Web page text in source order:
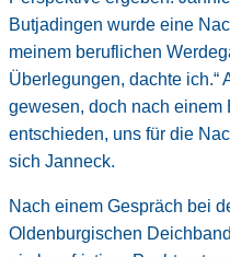
Butjadingen wurde eine
meinem beruflichen
Überlegungen, dachte ich.“
gewesen, doch nach einem
entschieden, uns für die
sich Janneck.
Nach einem Gespräch bei
Oldenburgischen